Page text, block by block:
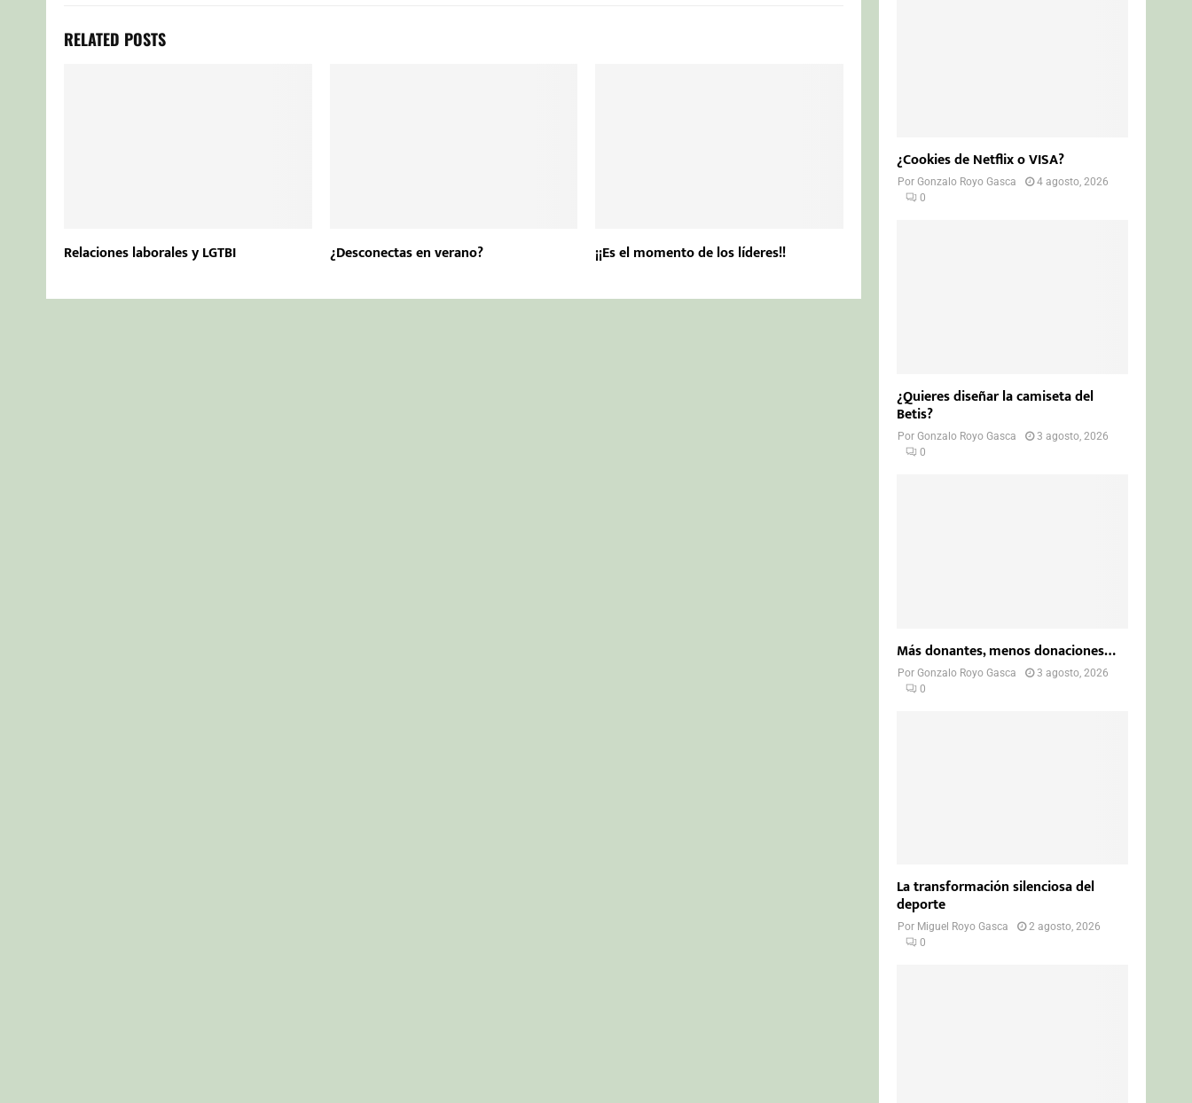
RELATED POSTS
Relaciones laborales y LGTBI ¿Desconectas en verano? ¡¡Es el momento de los líderes!!
¿Cookies de Netflix o VISA?
PorGonzalo Royo Gasca
4 agosto, 2026
0
¿Quieres diseñar la camiseta del
Betis?
PorGonzalo Royo Gasca
3 agosto, 2026
0
Más donantes, menos donaciones…
PorGonzalo Royo Gasca
3 agosto, 2026
0
La transformación silenciosa del
deporte
Por Miguel Royo Gasca
2 agosto, 2026
0